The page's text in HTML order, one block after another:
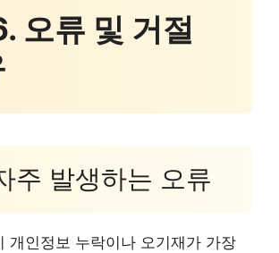
오류 및 거절
주 발생하는 오류
개인정보 누락이나 오기재가 가장